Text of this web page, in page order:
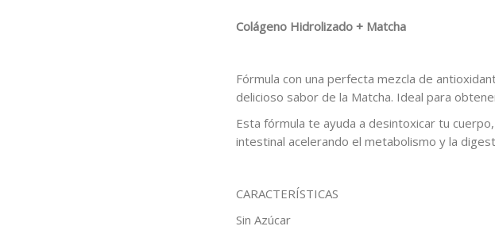
Colágeno Hidrolizado + Matcha
Fórmula con una perfecta mezcla de
delicioso sabor de la Matcha. Ideal para
Esta fórmula te ayuda a desintoxicar tu
intestinal acelerando el metabolismo y la
CARACTERÍSTICAS
Sin Azúcar